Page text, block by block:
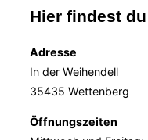
Hier findest
Adresse
In der Weihendell
35435 Wettenberg
Öffnungszeiten